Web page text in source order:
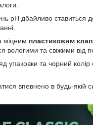
pH дбайливо ставиться
міцним пластиковим
та свіжими від
упаковки та чорний
впевнено в будь-якій